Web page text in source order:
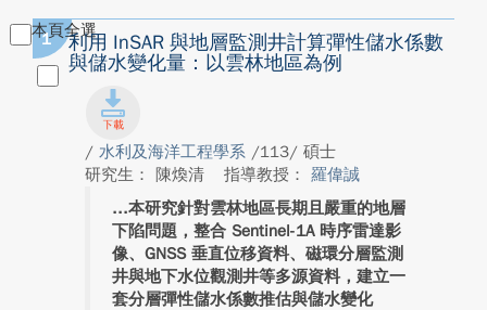
本頁全選
1
利用 InSAR 與地層監測井計算彈性儲水係數
與儲水變化量：以雲林地區為例
/ 水利及海洋工程學系 /113/ 碩士
研究生： 陳煥清
指導教授： 羅偉誠
本研究針對雲林地區長期且嚴重的地層
下陷問題，整合 Sentinel-1A 時序雷達影
像、GNSS 垂直位移資料、磁環分層監測
井與地下水位觀測井等多源資料，建立一
套分層彈性儲水係數推估與儲水變化